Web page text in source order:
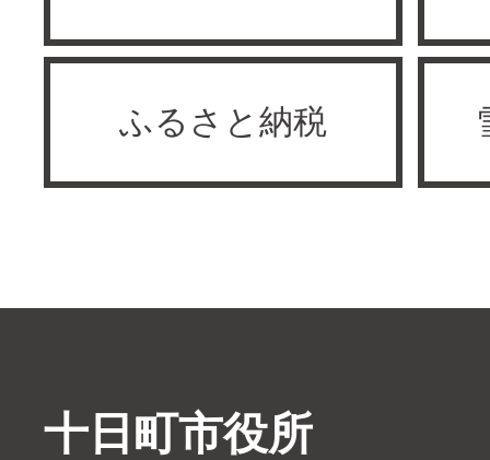
ふるさと納税
十日町市役所